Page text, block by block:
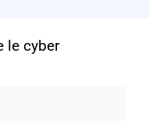
le cyber